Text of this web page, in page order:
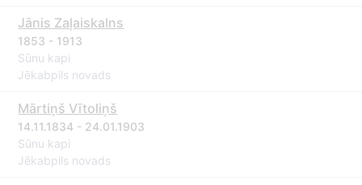
Jānis Zaļaiskalns
1853 - 1913
Sūnu kapi
Jēkabpils novads
Mārtiņš Vītoliņš
14.11.1834 - 24.01.1903
Sūnu kapi
Jēkabpils novads